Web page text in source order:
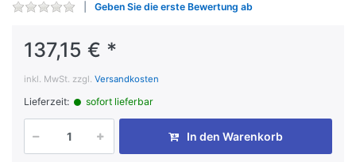
Geben Sie die erste Bewertung ab
137,15 € *
inkl. MwSt. zzgl. Versandkosten
Lieferzeit: sofort lieferbar
In den Warenkorb